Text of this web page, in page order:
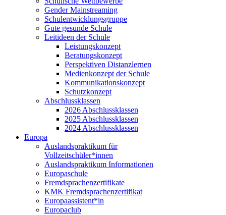
Gender Mainstreaming
Schulentwicklungsgruppe
Gute gesunde Schule
Leitideen der Schule
Leistungskonzept
Beratungskonzept
Perspektiven Distanzlernen
Medienkonzept der Schule
Kommunikationskonzept
Schutzkonzept
Abschlussklassen
2026 Abschlussklassen
2025 Abschlussklassen
2024 Abschlussklassen
Europa
Auslandspraktikum für
Vollzeitschüler*innen
Auslandspraktikum Informationen
Europaschule
Fremdsprachenzertifikate
KMK Fremdsprachenzertifikat
Europaassistent*in
Europaclub